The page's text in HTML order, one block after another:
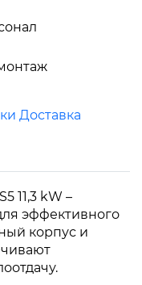
Доставка
11,3 kW –
эффективного
корпус и